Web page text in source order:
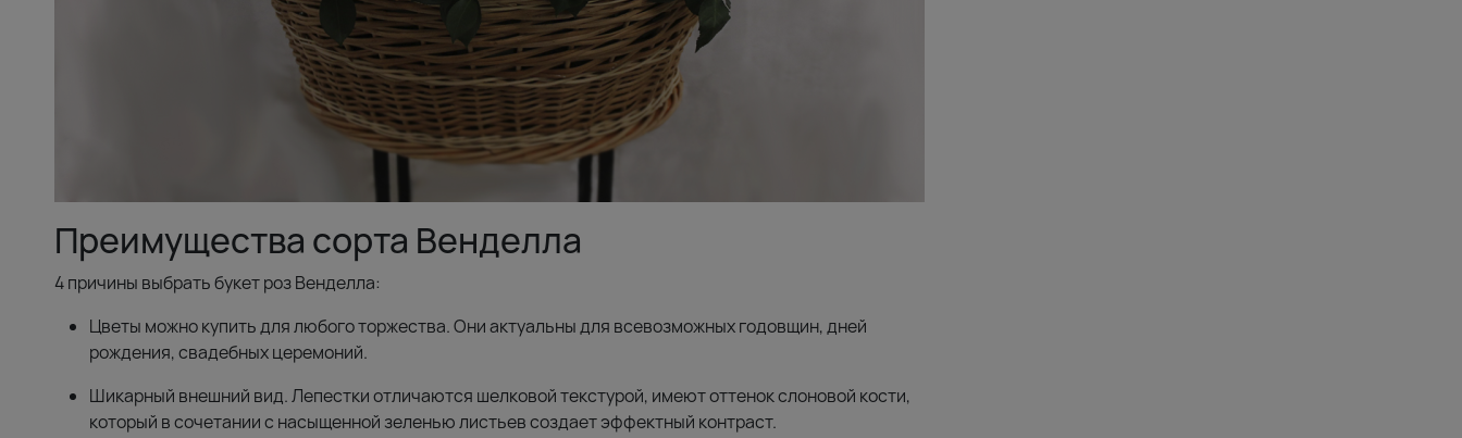
Преимущества сорта Венделла
4 причины выбрать букет роз Венделла:
Цветы можно купить для любого торжества. Они актуальны для всевозможных годовщин, дней
рождения, свадебных церемоний.
Шикарный внешний вид. Лепестки отличаются шелковой текстурой, имеют оттенок слоновой кости,
который в сочетании с насыщенной зеленью листьев создает эффектный контраст.